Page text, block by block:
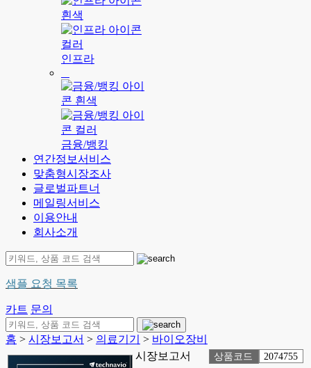
인프라
금융/뱅킹
연간정보서비스
맞춤형시장조사
글로벌파트너
메일링서비스
이용안내
회사소개
샘플 요청 목록
카트 문의
홈 > 시장보고서 > 의료기기 > 바이오장비
시장보고서
상품코드 2074755